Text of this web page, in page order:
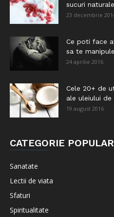
sucuri
23 decembrie
Ce poti face
sa te
24 aprilie 2016
Cele 20+ de
ale uleiului de
19 august 2016
CATEGORIE
Sanatate
Lectii de viata
Sfaturi
Spiritualitate